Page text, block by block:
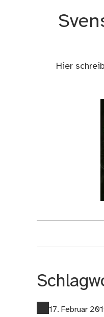
Hier
17. Februar